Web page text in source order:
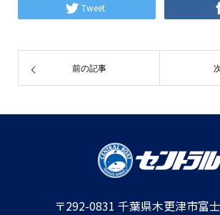
Tweet
前の記事
〒292-0831 千葉県木更津市富